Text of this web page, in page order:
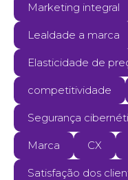
Marketing integral
Lealdade a marca
Elasticidade de
competitividade
Segurança
Marca CX
Satisfação dos